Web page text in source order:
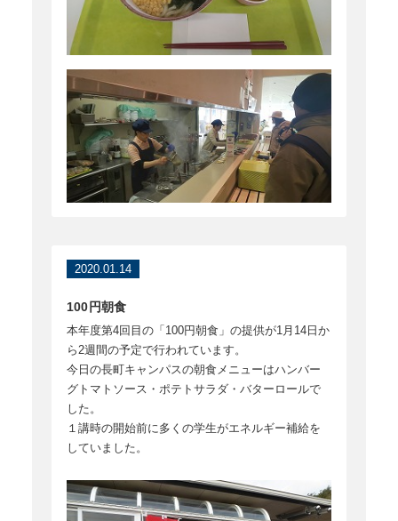
2020.01.14
100円朝食
本年度第4回目の「100円朝食」の提供が1月14日か
ら2週間の予定で行われています。
今日の長町キャンパスの朝食メニューはハンバー
グトマトソース・ポテトサラダ・バターロールで
した。
１講時の開始前に多くの学生がエネルギー補給を
していました。